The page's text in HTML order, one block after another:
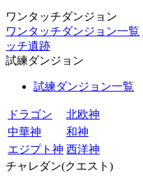
ワンタッチダンジョン
ワンタッチダンジョン一覧
ッチ遺跡
試練ダンジョン
試練ダンジョン一覧
ドラゴン
北欧神
中華神
和神
エジプト神 西洋神
チャレダン(クエスト)